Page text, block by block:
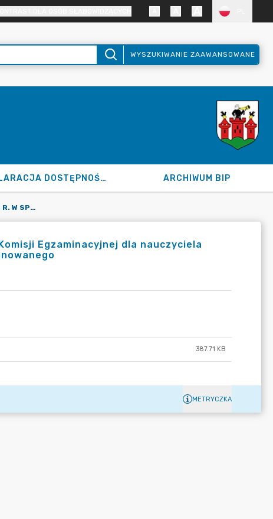
WYSZUKIWANIE ZAAWANSOWANE
DEKLARACJA DOSTĘPNOŚCI ARCHIWUM BIP
120.139.2024 Z DN. 09.08.2024 R. W SPRAWIE POWOŁANIA KOMISJI EGZAMINACYJNEJ DLA NAUCZYCIELA UBIEGAJĄCEGO SIĘ O AWANS ZAWODOWY - NAUCZYCIELA MIANOWANEGO
Egzaminacyjnej dla nauczyciela
387.71 KB
METRYCZKA